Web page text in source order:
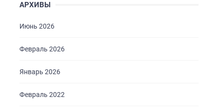
АРХИВЫ
Июнь 2026
Февраль 2026
Январь 2026
Февраль 2022